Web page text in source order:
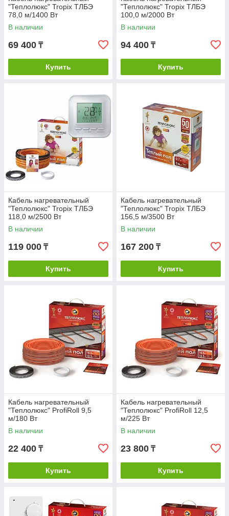
"Теплолюкс" Tropix ТЛБЭ
78,0 м/1400 Вт
В наличии
69 400 ₸
Купить
"Теплолюкс" Tropix ТЛБЭ
100,0 м/2000 Вт
В наличии
94 400 ₸
Купить
Кабель нагревательный
"Теплолюкс" Tropix ТЛБЭ
118,0 м/2500 Вт
В наличии
119 000 ₸
Купить
Кабель нагревательный
"Теплолюкс" Tropix ТЛБЭ
156,5 м/3500 Вт
В наличии
167 200 ₸
Купить
Кабель нагревательный
"Теплолюкс" ProfiRoll 9,5
м/180 Вт
В наличии
22 400 ₸
Купить
Кабель нагревательный
"Теплолюкс" ProfiRoll 12,5
м/225 Вт
В наличии
23 800 ₸
Купить